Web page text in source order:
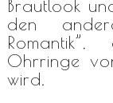
Brautlook
den
Ohrringe
wird.